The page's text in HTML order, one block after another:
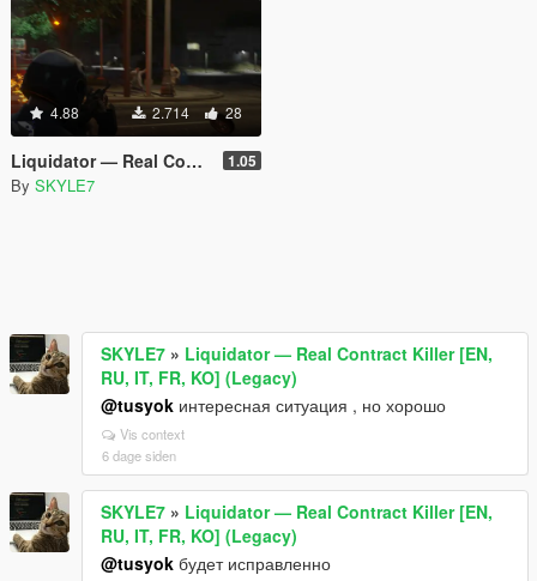
4.88 2.714 28
Liquidator — Real Contract Killer [EN, RU, IT, FR, KO] (Legacy) 1.05
By SKYLE7
SKYLE7 » Liquidator — Real Contract Killer [EN,
RU, IT, FR, KO] (Legacy)
@tusyok интересная ситуация , но хорошо
Vis context
6 dage siden
SKYLE7 » Liquidator — Real Contract Killer [EN,
RU, IT, FR, KO] (Legacy)
@tusyok будет исправленно